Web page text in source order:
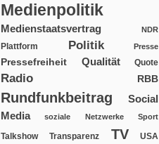
Medienpolitik
Medienstaatsvertrag NDR
Plattform Politik Presse
Pressefreiheit Qualität Quote
Radio RBB
Rundfunkbeitrag
Social
Media
soziale Netzwerke Sport
Talkshow Transparenz TV USA